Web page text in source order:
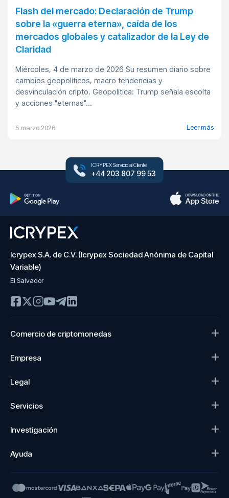
Flash del mercado: Declaración de Trump
sobre la «guerra eterna», caída de los
mercados globales y catalizador de la Ley de
Claridad
Miércoles, 4 de marzo de 2026 Su resumen diario sobre
cambios geopolíticos, macro tendencias y
desvinculación cripto. Geopolítica: Trump señala escolta
y acciones "eternas"...
5 marzo 2026 Leer más
ICRYPEX Servicio al Cliente
+44 203 807 99 53
Icrypex S.A. de C.V. (Icrypex Sociedad Anónima de Capital
Variable)
El Salvador
Comercio de criptomonedas
Empresa
Legal
Servicios
Investigación
Ayuda